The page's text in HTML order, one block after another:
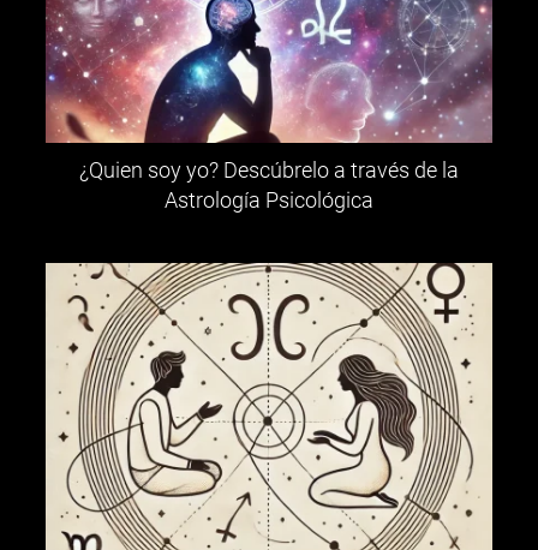
¿Quien soy yo? Descúbrelo a través de la
Astrología Psicológica